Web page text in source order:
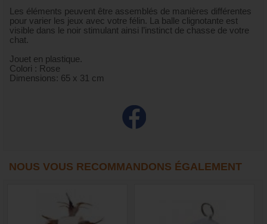
Les éléments peuvent être assemblés de manières différentes
pour varier les jeux avec votre félin. La balle clignotante est
visible dans le noir stimulant ainsi l’instinct de chasse de votre
chat.
Jouet en plastique.
Colori : Rose
Dimensions: 65 x 31 cm
NOUS VOUS RECOMMANDONS ÉGALEMENT